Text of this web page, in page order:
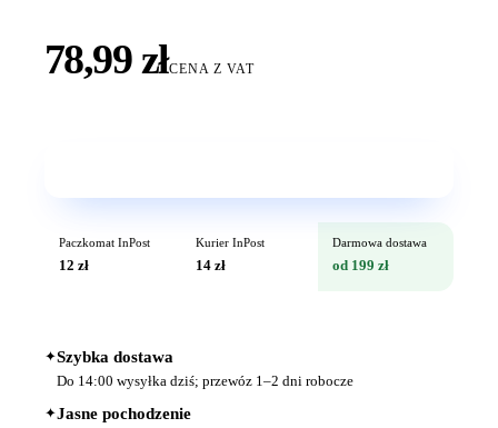
78,99 złCENA Z VAT
Paczkomat InPost
12 zł
Kurier InPost
14 zł
Darmowa dostawa
od 199 zł
✦Szybka dostawa
Do 14:00 wysyłka dziś; przewóz 1–2 dni robocze
✦Jasne pochodzenie